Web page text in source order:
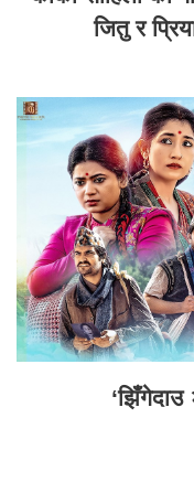
जितु र
‘झिँगेदाउ